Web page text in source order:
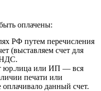
оплачены:
РФ путем перечисления
(выставляем счет для
юр.лица или ИП — вся
печати или
данный счет.